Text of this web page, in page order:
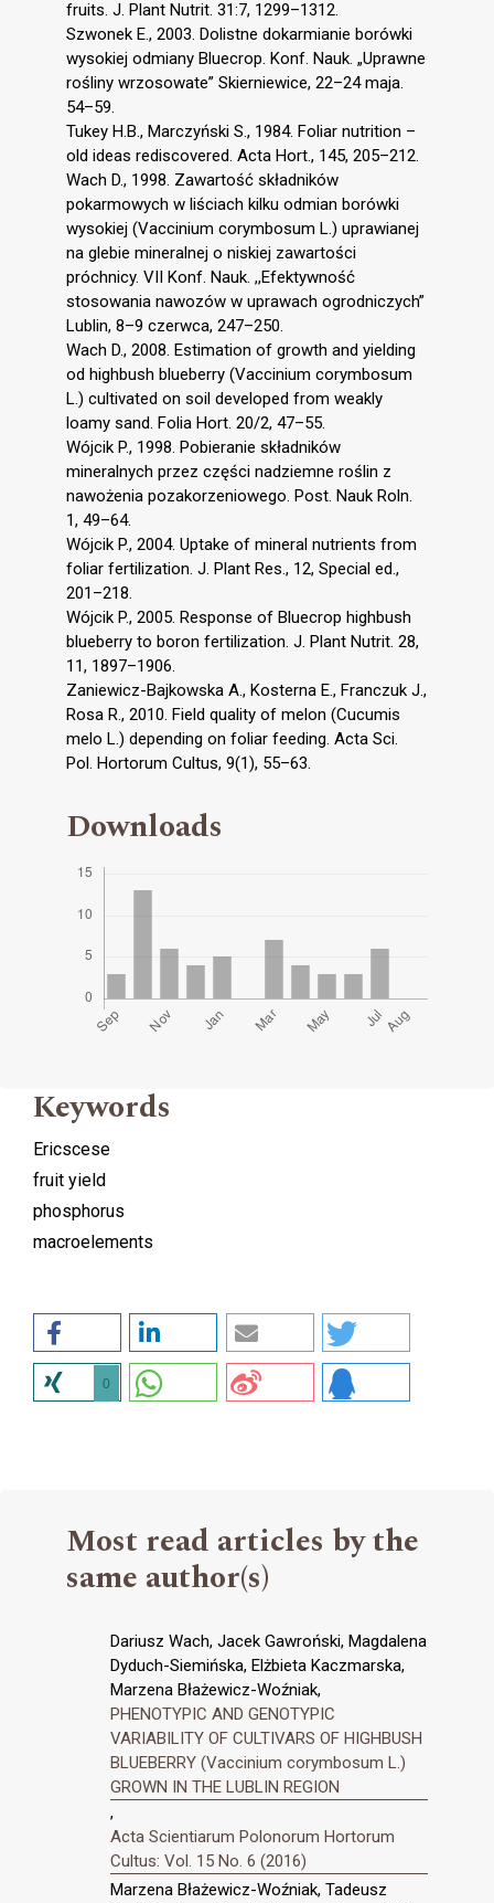
fruits. J. Plant Nutrit. 31:7, 1299–1312.
Szwonek E., 2003. Dolistne dokarmianie borówki
wysokiej odmiany Bluecrop. Konf. Nauk. „Uprawne
rośliny wrzosowate” Skierniewice, 22–24 maja.
54–59.
Tukey H.B., Marczyński S., 1984. Foliar nutrition –
old ideas rediscovered. Acta Hort., 145, 205–212.
Wach D., 1998. Zawartość składników
pokarmowych w liściach kilku odmian borówki
wysokiej (Vaccinium corymbosum L.) uprawianej
na glebie mineralnej o niskiej zawartości
próchnicy. VII Konf. Nauk. ,,Efektywność
stosowania nawozów w uprawach ogrodniczych”
Lublin, 8–9 czerwca, 247–250.
Wach D., 2008. Estimation of growth and yielding
od highbush blueberry (Vaccinium corymbosum
L.) cultivated on soil developed from weakly
loamy sand. Folia Hort. 20/2, 47–55.
Wójcik P., 1998. Pobieranie składników
mineralnych przez części nadziemne roślin z
nawożenia pozakorzeniowego. Post. Nauk Roln.
1, 49–64.
Wójcik P., 2004. Uptake of mineral nutrients from
foliar fertilization. J. Plant Res., 12, Special ed.,
201–218.
Wójcik P., 2005. Response of Bluecrop highbush
blueberry to boron fertilization. J. Plant Nutrit. 28,
11, 1897–1906.
Zaniewicz-Bajkowska A., Kosterna E., Franczuk J.,
Rosa R., 2010. Field quality of melon (Cucumis
melo L.) depending on foliar feeding. Acta Sci.
Pol. Hortorum Cultus, 9(1), 55–63.
Downloads
Keywords
Ericscese
fruit yield
phosphorus
macroelements
0
Most read articles by the
same author(s)
Dariusz Wach, Jacek Gawroński, Magdalena
Dyduch-Siemińska, Elżbieta Kaczmarska,
Marzena Błażewicz-Woźniak,
PHENOTYPIC AND GENOTYPIC
VARIABILITY OF CULTIVARS OF HIGHBUSH
BLUEBERRY (Vaccinium corymbosum L.)
GROWN IN THE LUBLIN REGION
,
Acta Scientiarum Polonorum Hortorum
Cultus: Vol. 15 No. 6 (2016)
Marzena Błażewicz-Woźniak, Tadeusz